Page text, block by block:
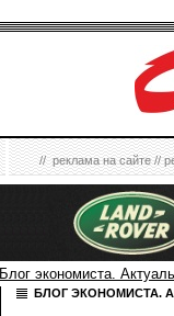
//реклама на сайте//
Блог экономиста.
БЛОГ ЭКОНОМИСТА.